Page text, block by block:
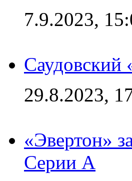
7.9.2023,
29.8.2023,
«Эвертон»
Серии А